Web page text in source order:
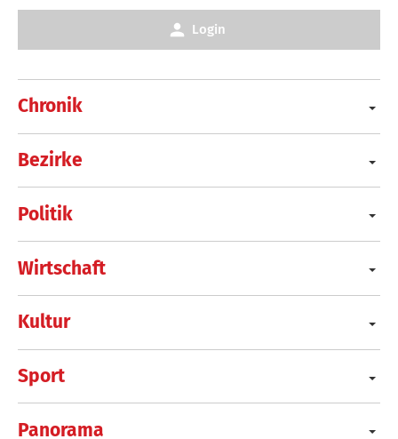
Chronik
Bezirke
Politik
Wirtschaft
Kultur
Sport
Panorama
Login